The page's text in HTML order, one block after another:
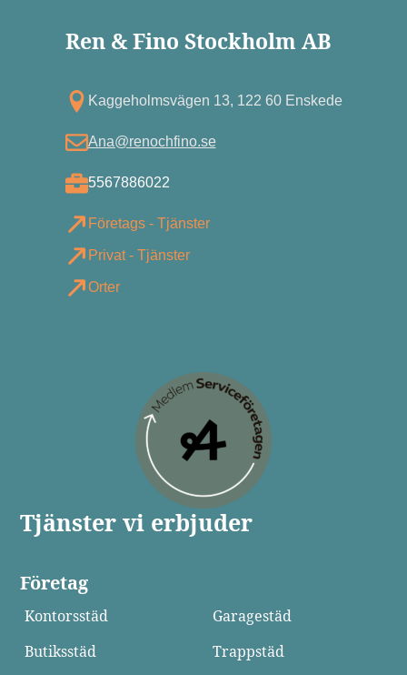
Ren & Fino Stockholm AB
Kagg eholmsvägen 13, 122 60 Enskede
Ana@renochfino.se
5567886022
Företags - Tjänster
Privat - Tjänster
Orter
Tjänster vi erbjuder
Företag
Kontorsstäd
Garagestäd
Butiksstäd
Trappstäd